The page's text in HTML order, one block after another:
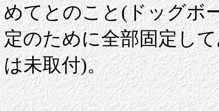
めてとのこと(ドッグボ
定のために全部固定し
は未取付)。